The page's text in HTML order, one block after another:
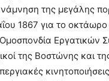
της μεγάλης
1867 για το οκτάωρο
Εργατικών
της Βοστώνης και